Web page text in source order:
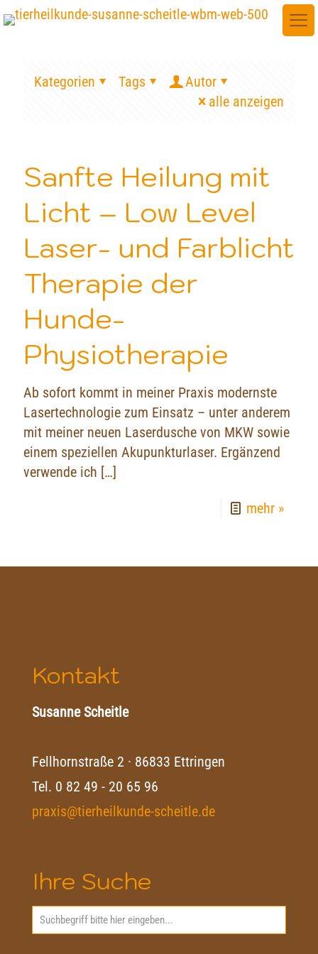
Kategorien Tags
Autor
alle anzeigen
Sanfte Heilung mit
Licht – Low Level
Laser- und Farblicht
Therapie der
Hunde-
Physiotherapie
Ab sofort kommt in meiner Praxis modernste
Lasertechnologie zum Einsatz – unter anderem
mit meiner neuen Laserdusche von MKW sowie
einem speziellen Akupunkturlaser. Ergänzend
verwende ich […]
mehr »
Kontakt
Susanne Scheitle
Fellhornstraße 2 · 86833 Ettringen
Tel. 0 82 49 - 20 65 96
praxis@tierheilkunde-scheitle.de
Ihre Suche